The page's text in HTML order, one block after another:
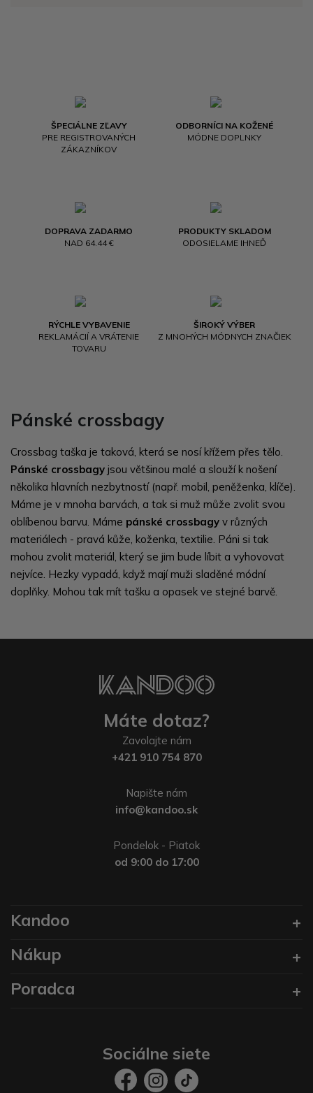
ŠPECIÁLNE ZĽAVY
PRE REGISTROVANÝCH
ZÁKAZNÍKOV
ODBORNÍCI NA KOŽENÉ
MÓDNE DOPLNKY
DOPRAVA ZADARMO
NAD 64.44 €
PRODUKTY SKLADOM
ODOSIELAME IHNEĎ
RÝCHLE VYBAVENIE
REKLAMÁCIÍ A VRÁTENIE
TOVARU
ŠIROKÝ VÝBER
Z MNOHÝCH MÓDNYCH ZNAČIEK
Pánské crossbagy
Crossbag taška je taková, která se nosí křížem přes tělo.
Pánské crossbagy jsou většinou malé a slouží k nošení
několika hlavních nezbytností (např. mobil, peněženka, klíče).
Máme je v mnoha barvách, a tak si muž může zvolit svou
oblíbenou barvu. Máme pánské crossbagy v různých
materiálech - pravá kůže, koženka, textilie. Páni si tak
mohou zvolit materiál, který se jim bude líbit a vyhovovat
nejvíce. Hezky vypadá, když mají muži sladěné módní
doplňky. Mohou tak mít tašku a opasek ve stejné barvě.
Máte dotaz?
Zavolajte nám
+421 910 754 870
Napište nám
info@kandoo.sk
Pondelok - Piatok
od 9:00 do 17:00
Kandoo
Nákup
Poradca
Sociálne siete